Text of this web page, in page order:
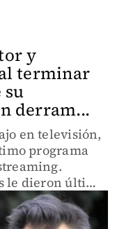
y
terminar
derram...
en televisión,
programa
le dieron último